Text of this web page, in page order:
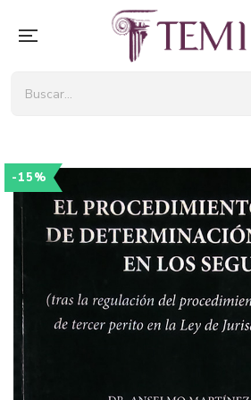
-15%